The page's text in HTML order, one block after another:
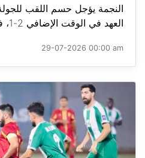
النجمة يؤجل حسم اللقب
العهد في الوقت الإضافي 2-1، في الجولة ال...
29-07-2026 00:00 am